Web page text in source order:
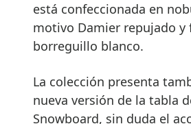
está confeccionada en
motivo Damier repujado y
borreguillo blanco.
La colección presenta
nueva versión de la tabla
Snowboard, sin duda el